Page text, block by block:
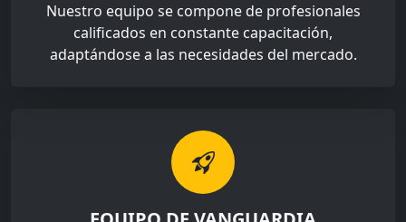
Nuestro equipo se compone de profesionales
calificados en constante capacitación,
adaptándose a las necesidades del mercado.